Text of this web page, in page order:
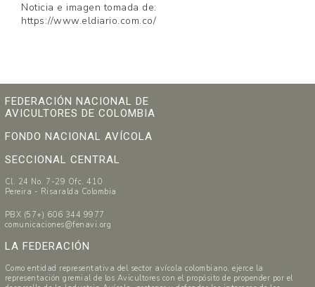
Noticia e imagen tomada de:
https://www.eldiario.com.co/
FEDERACIÓN NACIONAL DE
AVICULTORES DE COLOMBIA
FONDO NACIONAL AVÍCOLA
SECCIONAL CENTRAL
Cl. 24 No. 7-29 Ofc. 410
Pereira - Risaralda Colombia
PBX (57+) 606 344 9977
comunicaciones@fenavi.org
LA FEDERACIÓN
Como entidad representativa del sector avícola colombiano, ejerce la
representación gremial de los Avicultores con el propósito de propender por el